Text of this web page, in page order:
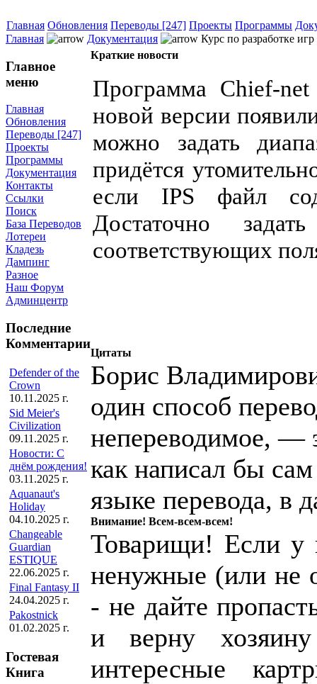
Главная Обновления Переводы [247] Проекты Программы
Главная
Документация Курс по разработке
Главное
меню
Главная
Обновления
Переводы [247]
Проекты
Программы
Документация
Контакты
Ссылки
Поиск
База Переводов
Лотереи
Кладезь
Дампинг
Разное
Наш Форум
Админцентр
Последние
Комментарии
Defender of the
Crown
10.11.2025 г.
Sid Meier's
Civilization
09.11.2025 г.
Новости: С
днём рождения!
03.11.2025 г.
Aquanaut's
Holiday
04.10.2025 г.
Changeable
Guardian
ESTIQUE
22.06.2025 г.
Final Fantasy II
24.04.2025 г.
Pakostnick
01.02.2025 г.
Гостевая
Книга
Краткие новости
Программа Chief-
новой версии
можно задать
придётся
если IPS файл
Достаточно
соответствующих
Цитаты
Борис
один способ
непереводимое, —
как написал бы
языке перевода, в
Внимание! Всем-всем-всем!
Товарищи! Если у
ненужные (или не
- не дайте
и верну
интересные